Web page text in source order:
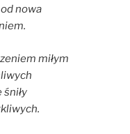
nowa
miłym
śniły